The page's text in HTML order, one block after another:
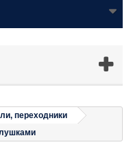
переходники